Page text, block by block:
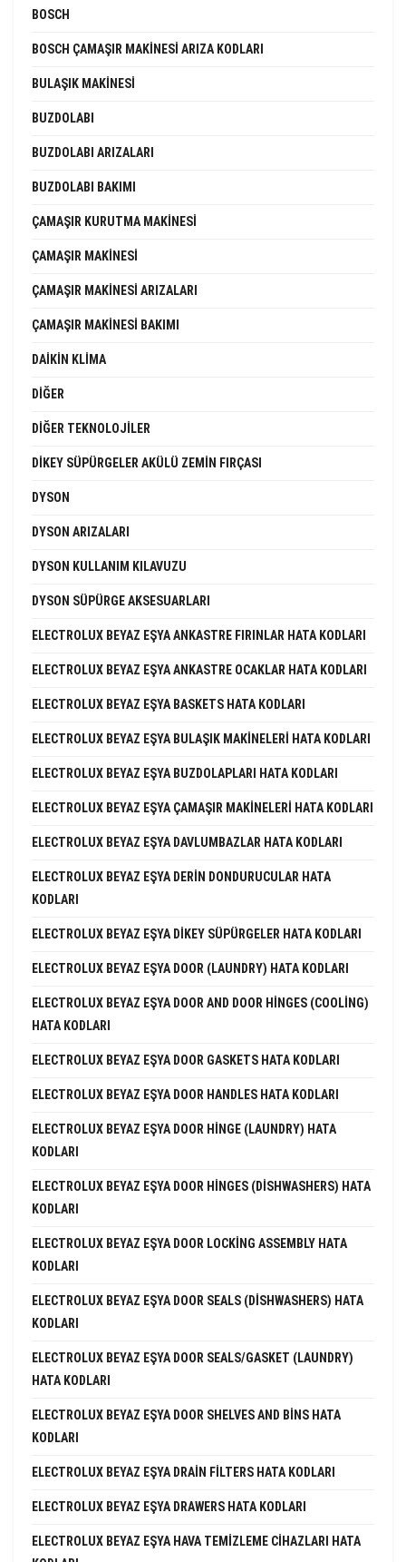
BOSCH
BOSCH ÇAMAŞIR MAKINESI ARIZA KODLARI
BULAŞIK MAKINESI
BUZDOLABI
BUZDOLABI ARIZALARI
BUZDOLABI BAKIMI
ÇAMAŞIR KURUTMA MAKINESI
ÇAMAŞIR MAKINESI
ÇAMAŞIR MAKINESI ARIZALARI
ÇAMAŞIR MAKINESI BAKIMI
DAIKIN KLIMA
DIĞER
DIĞER TEKNOLOJILER
DIKEY SÜPÜRGELER AKÜLÜ ZEMIN FIRÇASI
DYSON
DYSON ARIZALARI
DYSON KULLANIM KILAVUZU
DYSON SÜPÜRGE AKSESUARLARI
ELECTROLUX BEYAZ EŞYA ANKASTRE FIRINLAR HATA KODLARI
ELECTROLUX BEYAZ EŞYA ANKASTRE OCAKLAR HATA KODLARI
ELECTROLUX BEYAZ EŞYA BASKETS HATA KODLARI
ELECTROLUX BEYAZ EŞYA BULAŞIK MAKINELERI HATA KODLARI
ELECTROLUX BEYAZ EŞYA BUZDOLAPLARI HATA KODLARI
ELECTROLUX BEYAZ EŞYA ÇAMAŞIR MAKINELERI HATA KODLARI
ELECTROLUX BEYAZ EŞYA DAVLUMBAZLAR HATA KODLARI
ELECTROLUX BEYAZ EŞYA DERIN DONDURUCULAR HATA
KODLARI
ELECTROLUX BEYAZ EŞYA DIKEY SÜPÜRGELER HATA KODLARI
ELECTROLUX BEYAZ EŞYA DOOR (LAUNDRY) HATA KODLARI
ELECTROLUX BEYAZ EŞYA DOOR AND DOOR HINGES (COOLING)
HATA KODLARI
ELECTROLUX BEYAZ EŞYA DOOR GASKETS HATA KODLARI
ELECTROLUX BEYAZ EŞYA DOOR HANDLES HATA KODLARI
ELECTROLUX BEYAZ EŞYA DOOR HINGE (LAUNDRY) HATA
KODLARI
ELECTROLUX BEYAZ EŞYA DOOR HINGES (DISHWASHERS) HATA
KODLARI
ELECTROLUX BEYAZ EŞYA DOOR LOCKING ASSEMBLY HATA
KODLARI
ELECTROLUX BEYAZ EŞYA DOOR SEALS (DISHWASHERS) HATA
KODLARI
ELECTROLUX BEYAZ EŞYA DOOR SEALS/GASKET (LAUNDRY)
HATA KODLARI
ELECTROLUX BEYAZ EŞYA DOOR SHELVES AND BINS HATA
KODLARI
ELECTROLUX BEYAZ EŞYA DRAIN FILTERS HATA KODLARI
ELECTROLUX BEYAZ EŞYA DRAWERS HATA KODLARI
ELECTROLUX BEYAZ EŞYA HAVA TEMIZLEME CIHAZLARI HATA